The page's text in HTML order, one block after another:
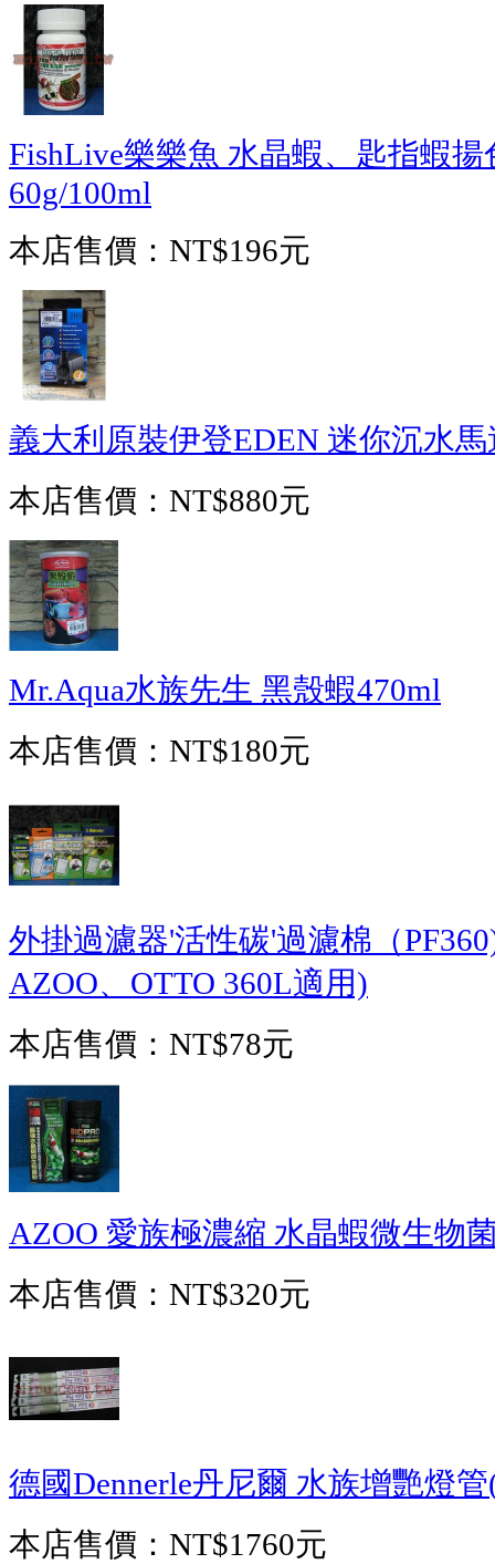
FishLive樂樂魚 水晶蝦、匙指蝦
60g/100ml
本店售價： NT$196元
義大利原裝伊登EDEN 迷你沉水
本店售價： NT$880元
Mr.Aqua水族先生 黑殼蝦470ml
本店售價： NT$180元
外掛過濾器'活性碳'過濾棉（
AZOO、OTTO 360L適用)
本店售價： NT$78元
AZOO 愛族極濃縮 水晶蝦微生物
本店售價： NT$320元
德國Dennerle丹尼爾 水族增艷燈
本店售價： NT$1760元